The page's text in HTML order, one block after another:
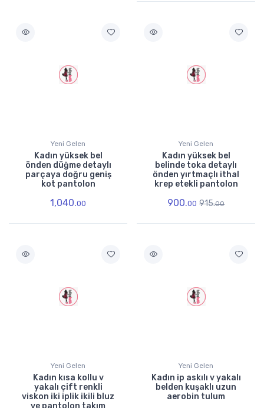
Yeni Gelen
Kadın yüksek bel
önden düğme detaylı
parçaya doğru geniş
kot pantolon
1,040.00
Yeni Gelen
Kadın yüksek bel
belinde toka detaylı
önden yırtmaçlı ithal
krep etekli pantolon
900.00 915.00
Yeni Gelen
Kadın kısa kollu v
yakalı çift renkli
viskon iki iplik ikili bluz
Yeni Gelen
Kadın ip askılı v yakalı
belden kuşaklı uzun
aerobin tulum